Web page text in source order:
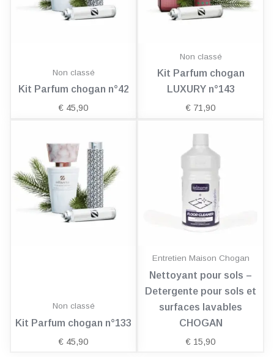
Non classé
Kit Parfum chogan n°42
€ 45,90
Non classé
Kit Parfum chogan
LUXURY n°143
€ 71,90
Non classé
Kit Parfum chogan n°133
€ 45,90
Entretien Maison Chogan
Nettoyant pour sols –
Detergente pour sols et
surfaces lavables
CHOGAN
€ 15,90